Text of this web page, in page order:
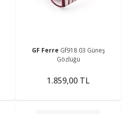
GF Ferre Gf918 03 Güneş
Gözlüğü
1.859,00 TL